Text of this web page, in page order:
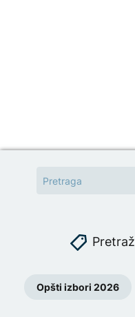
Opšti izbori 2026